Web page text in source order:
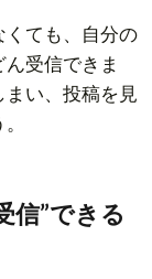
くても、自分の
受信できま
い、投稿を見
信”できる